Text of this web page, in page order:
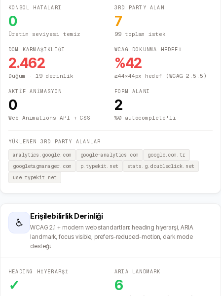
KONSOL HATALARI
0
Üretim seviyesi temiz
3RD PARTY ALAN
7
99 toplam istek
DOM KARMAŞIKLIĞI
2.462
Düğüm · 19 derinlik
WCAG DOKUNMA HEDEFİ
%42
≥44×44px hedef (WCAG 2.5.5)
AKTİF ANİMASYON
0
Web Animations API + CSS
FORM ALANI
2
%0 autocomplete'li
YÜKLENEN 3RD PARTY ALANLAR
analytics.google.com google-analytics.com
google.com.tr
googletagmanager.com
p.typekit.net
stats.g.doubleclick.net
use.typekit.net
♿
Erişilebilirlik Derinliği
WCAG 2.1 + modern web standartları: heading hiyerarşi, ARIA
landmark, focus visible, prefers-reduced-motion, dark mode
desteği.
HEADING HİYERARŞİ
✓
ARIA LANDMARK
6